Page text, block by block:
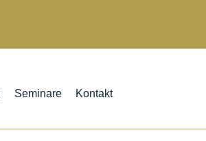
Seminare Kontakt